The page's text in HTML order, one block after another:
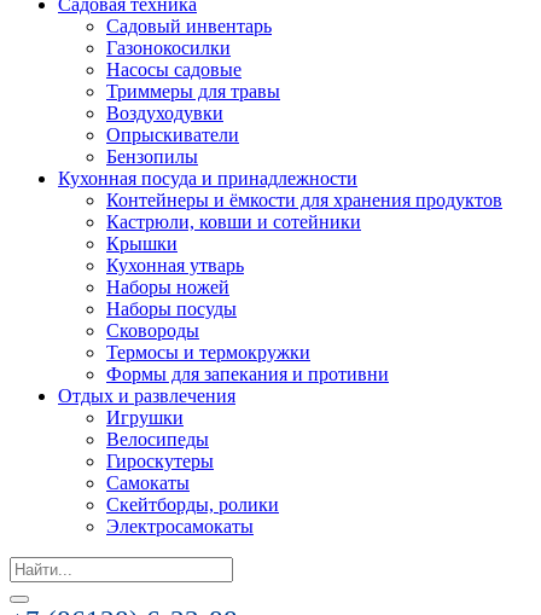
Садовая техника
Садовый инвентарь
Газонокосилки
Насосы садовые
Триммеры для травы
Воздуходувки
Опрыскиватели
Бензопилы
Кухонная посуда и принадлежности
Контейнеры и ёмкости для хранения продуктов
Кастрюли, ковши и сотейники
Крышки
Кухонная утварь
Наборы ножей
Наборы посуды
Сковороды
Термосы и термокружки
Формы для запекания и противни
Отдых и развлечения
Игрушки
Велосипеды
Гироскутеры
Самокаты
Скейтборды, ролики
Электросамокаты
Search
for: